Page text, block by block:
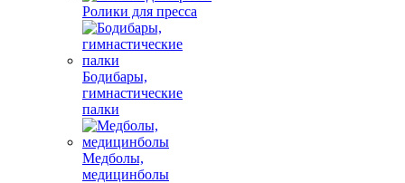
Ролики для пресса
Бодибары,
гимнастические
палки
Медболы,
медицинболы